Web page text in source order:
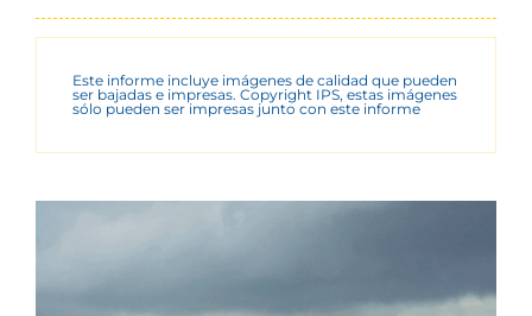
Este informe incluye imágenes de calidad que pueden
ser bajadas e impresas. Copyright IPS, estas imágenes
sólo pueden ser impresas junto con este informe